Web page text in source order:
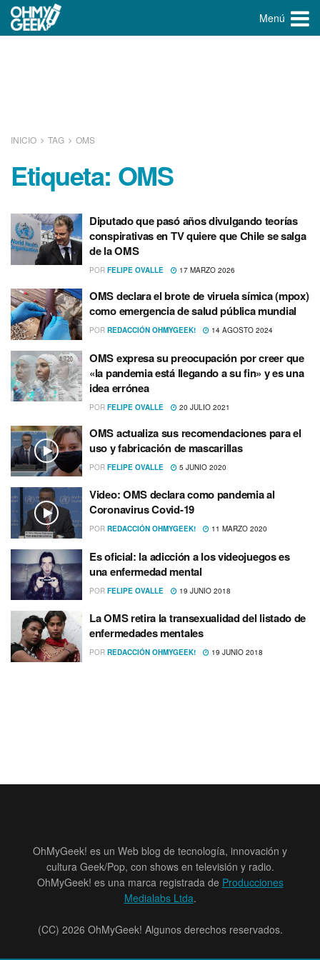
Menú
INICIO TAG OMS
Etiqueta: OMS
Diputado que pasó años divulgando teorías
conspirativas en TV quiere que Chile se salga
de la OMS
POR FELIPE OVALLE 17 MARZO 2026
OMS declara el brote de viruela símica (mpox)
como emergencia de salud pública mundial
POR REDACCIÓN OHMYGEEK! 14 AGOSTO 2024
OMS expresa su preocupación por creer que
«la pandemia está llegando a su fin» y es una
idea errónea
POR FELIPE OVALLE 20 JULIO 2021
OMS actualiza sus recomendaciones para el
uso y fabricación de mascarillas
POR FELIPE OVALLE 5 JUNIO 2020
Video: OMS declara como pandemia al
Coronavirus Covid-19
POR REDACCIÓN OHMYGEEK! 11 MARZO 2020
Es oficial: la adicción a los videojuegos es
una enfermedad mental
POR FELIPE OVALLE 19 JUNIO 2018
La OMS retira la transexualidad del listado de
enfermedades mentales
POR REDACCIÓN OHMYGEEK! 19 JUNIO 2018
OhMyGeek! es un Web blog de tecnología, innovación y
cultura Geek/Pop, con shows en televisión y radio.
OhMyGeek! es una marca registrada de Producciones
Medialabs Ltda.
(CC) 2026 OhMyGeek! Algunos derechos reservados.